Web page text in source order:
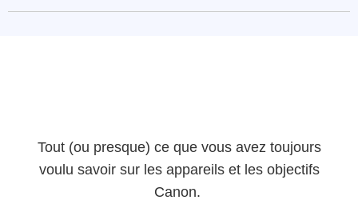
Tout (ou presque) ce que vous avez toujours
voulu savoir sur les appareils et les objectifs
Canon.